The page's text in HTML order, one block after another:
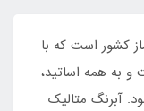
کشور است که با
و به همه اساتید،
آبرنگ متالیک